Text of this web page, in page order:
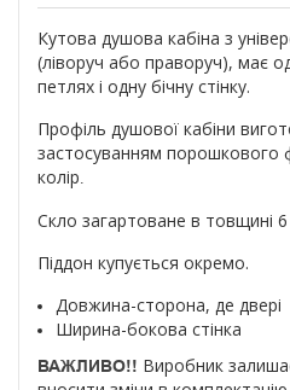
Кутова душова кабіна з
(ліворуч або праворуч), має
петлях і одну бічну стінку.
Профіль душової кабіни
застосуванням порошкового
колір.
Скло загартоване в товщині
Піддон купується окремо.
Довжина-сторона, де двері
Ширина-бокова стінка
ВАЖЛИВО!! Виробник